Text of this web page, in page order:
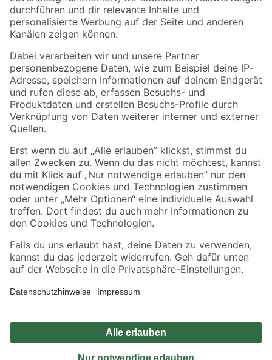
Folge uns
Zahlungsarten Versandarten
Sicher einkaufen
Jetzt die toom-App herunterladen
Alle Preisangaben in EUR inkl. gesetzl. MwSt.. Die dargestellten Angebote sind unter
Umständen nicht in allen Märkten verfügbar. Die angegebenen Verfügbarkeiten beziehen
Produkte nur solange der Vorrat reicht.
*Paketversand ab 59 € versandkostenfrei, gilt nicht für Artikel mit Speditionsversand, hier
Privatsphäre Impressum
Nutzungsbedingungen
Widerrufsrecht
Vertrag widerrufen